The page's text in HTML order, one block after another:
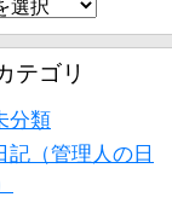
テゴリ
分類
記（管理人の日